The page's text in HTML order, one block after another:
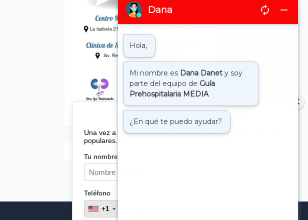
Suscribete a nuestro boletin
Una vez a la semana enviamos un correo con los artículos más
populares.
Tu nombre*
Teléfono
+1
+1